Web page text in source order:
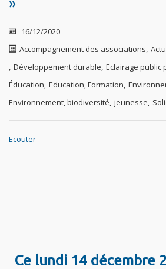
16/12/2020
Accompagnement des associations,
, Développement durable, Eclairage public
Éducation, Education, Formation,
Environnement, biodiversité, jeunesse,
Ecouter
Ce lundi 14 décembre